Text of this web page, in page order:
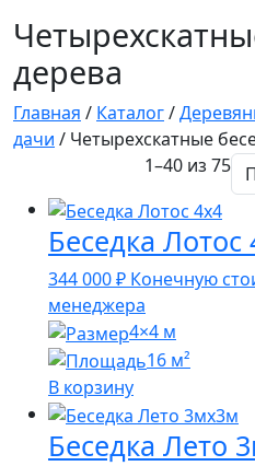
дерева
Главная / Каталог/
дачи / Четырехскатные
1–40 из 75
Беседка Лотос
344 000₽ Конечную
менеджера
4×4 м
16 м²
В корзину
Беседка Лето